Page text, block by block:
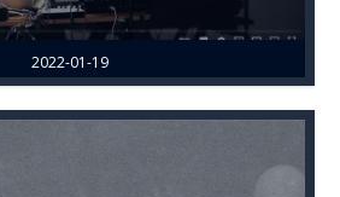
2022-01-19